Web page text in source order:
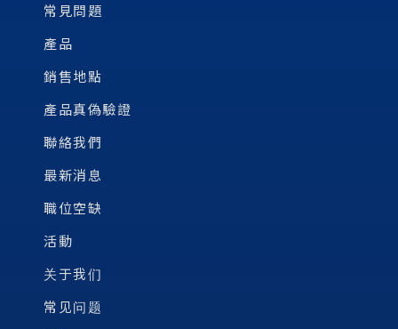
常見問題
產品
銷售地點
產品真偽驗證
聯絡我們
最新消息
職位空缺
活動
关于我们
常见问题